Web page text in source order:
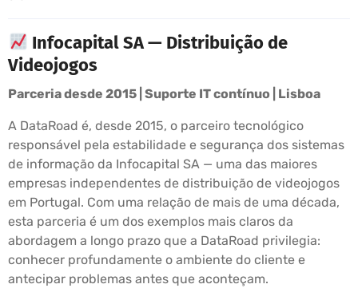
Infocapital SA — Distribuição de
Videojogos
Parceria desde 2015 | Suporte IT contínuo | Lisboa
A DataRoad é, desde 2015, o parceiro tecnológico
responsável pela estabilidade e segurança dos sistemas
de informação da Infocapital SA — uma das maiores
empresas independentes de distribuição de videojogos
em Portugal. Com uma relação de mais de uma década,
esta parceria é um dos exemplos mais claros da
abordagem a longo prazo que a DataRoad privilegia:
conhecer profundamente o ambiente do cliente e
antecipar problemas antes que aconteçam.